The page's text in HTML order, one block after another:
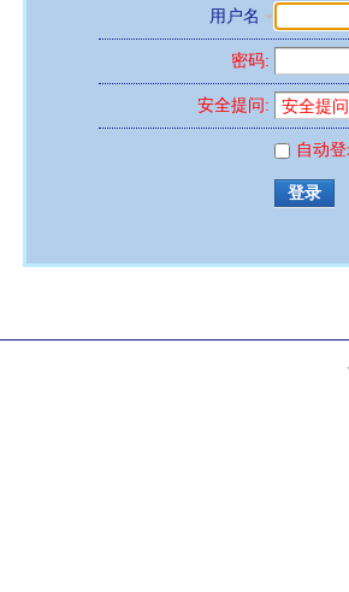
用户名
密码:
安全提问:
自动
登录